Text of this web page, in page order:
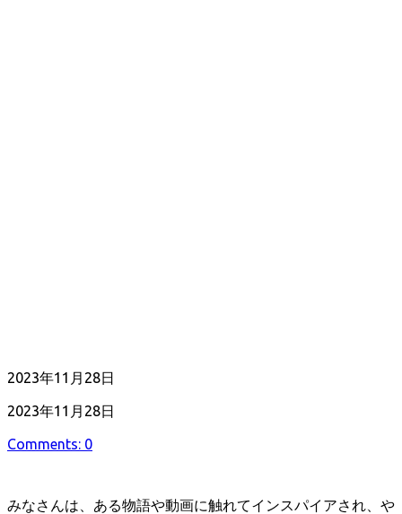
公
日
2023年11月28日
最
更
2023年11月28日
Comments: 0
みなさんは、ある物語や動画に触れてインスパイアされ、や